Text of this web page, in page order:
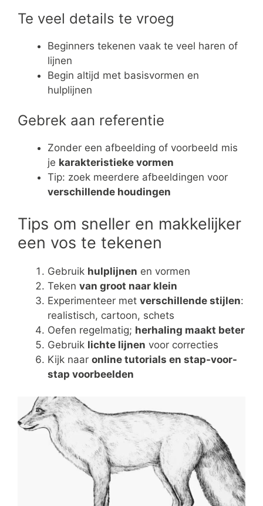
Te veel details te vroeg
Beginners tekenen vaak te veel haren of
lijnen
Begin altijd met basisvormen en
hulplijnen
Gebrek aan referentie
Zonder een afbeelding of voorbeeld mis
je karakteristieke vormen
Tip: zoek meerdere afbeeldingen voor
verschillende houdingen
Tips om sneller en makkelijker
een vos te tekenen
Gebruik hulplijnen en vormen
Teken van groot naar klein
Experimenteer met verschillende stijlen:
realistisch, cartoon, schets
Oefen regelmatig; herhaling maakt beter
Gebruik lichte lijnen voor correcties
Kijk naar online tutorials en stap-voor-
stap voorbeelden